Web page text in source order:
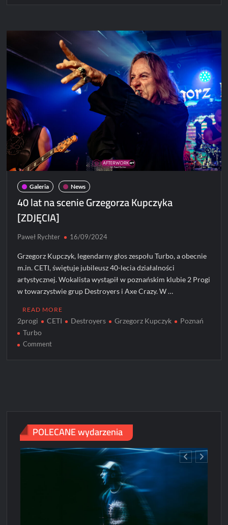
Turbo!
Galeria News
40 lat na scenie Grzegorza Kupczyka
[ZDJĘCIA]
Paweł Rychter 16/09/2024
Grzegorz Kupczyk, legendarny głos zespołu Turbo, a obecnie
m.in. CETI, świętuje jubileusz 40-lecia działalności
artystycznej. Wokalista wystąpił w poznańskim klubie 2 Progi
w towarzystwie grup Destroyers i Axe Crazy. W …
READ MORE
2progi CETI Destroyers Grzegorz Kupczyk
Poznań
Turbo
Commenton
POLECANE wydarzenia